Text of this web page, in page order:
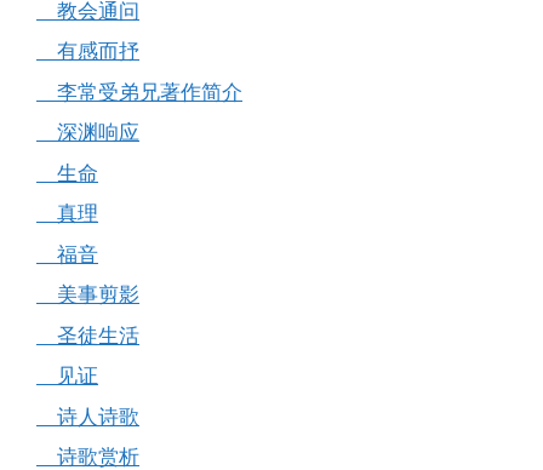
教会通问
有感而抒
李常受弟兄著作简介
深渊响应
生命
真理
福音
美事剪影
圣徒生活
见证
诗人诗歌
诗歌赏析